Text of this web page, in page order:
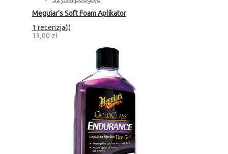
Meguiar's Soft Foam Aplikator
1 recenzja(i)
13,00 zł